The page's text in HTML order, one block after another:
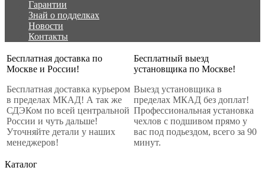
Гарантии
Знай о подделках
Новости
Контакты
Бесплатная доставка по
Москве и России!
Бесплатная доставка курьером
в пределах МКАД! А так же
СДЭКом по всей центральной
России и чуть дальше!
Уточняйте детали у наших
менеджеров!
Бесплатный выезд
установщика по Москве!
Выезд установщика в
пределах МКАД без доплат!
Профессиональная установка
чехлов с подшивом прямо у
вас под подьездом, всего за 90
минут.
Каталог